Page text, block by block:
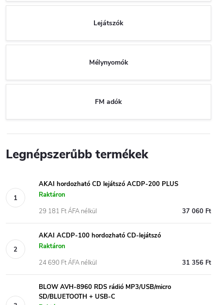
Lejátszók
Mélynyomók
FM adók
Legnépszerűbb termékek
AKAI hordozható CD lejátszó ACDP-200 PLUS
Raktáron
37 060 Ft
29 181 Ft ÁFA nélkül
AKAI ACDP-100 hordozható CD-lejátszó
Raktáron
31 356 Ft
24 690 Ft ÁFA nélkül
BLOW AVH-8960 RDS rádió MP3/USB/micro
SD/BLUETOOTH + USB-C